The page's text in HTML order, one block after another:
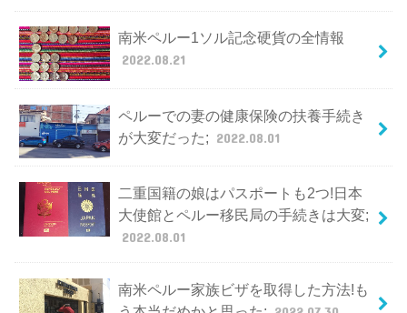
南米ペルー1ソル記念硬貨の全情報
2022.08.21
ペルーでの妻の健康保険の扶養手続き
が大変だった; 2022.08.01
二重国籍の娘はパスポートも2つ!日本
大使館とペルー移民局の手続きは大変;
2022.08.01
南米ペルー家族ビザを取得した方法!も